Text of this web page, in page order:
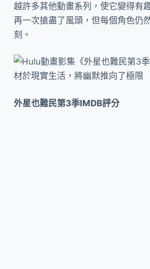
越許多其他動畫系列，使它變得有
再一次搶盡了風頭，但每個角色仍
刻。
外星也難民第3季IMDB評分